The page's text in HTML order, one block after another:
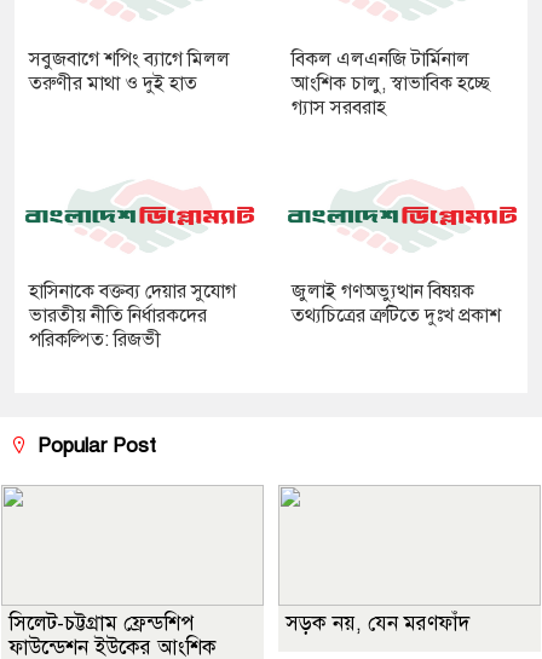
সবুজবাগে শপিং ব্যাগে মিলল
তরুণীর মাথা ও দুই হাত
বিকল এলএনজি টার্মিনাল
আংশিক চালু, স্বাভাবিক হচ্ছে
গ্যাস সরবরাহ
হাসিনাকে বক্তব্য দেয়ার সুযোগ
ভারতীয় নীতি নির্ধারকদের
পরিকল্পিত: রিজভী
জুলাই গণঅভ্যুত্থান বিষয়ক
তথ্যচিত্রের ত্রুটিতে দুঃখ প্রকাশ
Popular Post
সিলেট-চট্টগ্রাম ফ্রেন্ডশিপ
ফাউন্ডেশন ইউকের আংশিক
সড়ক নয়, যেন মরণফাঁদ